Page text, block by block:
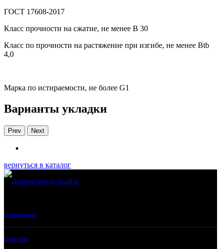
ГОСТ 17608-2017
Класс прочности на сжатие, не менее В 30
Класс по прочности на растяжение при изгибе, не менее Вtb
4,0
Марка по истираемости, не более G1
Варианты укладки
Prev Next
вернуться в каталог
О компании
Новости